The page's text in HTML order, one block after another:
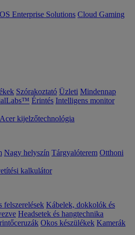
Enterprise Solutions Cloud Gaming
Szórakoztató Üzleti Mindennap
Érintés Intelligens monitor
Acer kijelzőtechnológia
Nagy helyszín Tárgyalóterem Otthoni
kalkulátor
felszerelések Kábelek, dokkolók és
Headsetek és hangtechnika
Okos készülékek Kamerák